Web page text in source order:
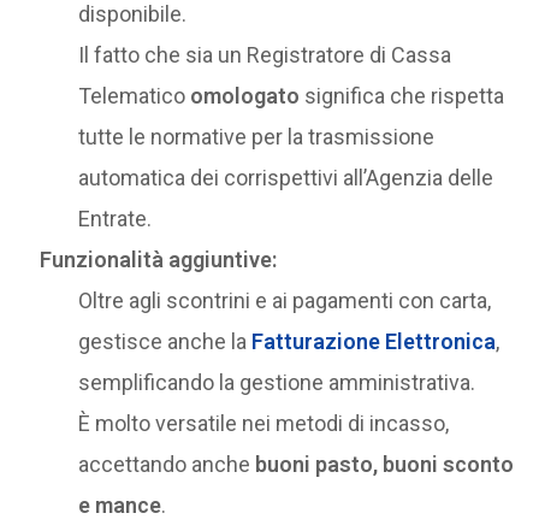
disponibile.
Il fatto che sia un Registratore di Cassa
Telematico omologato significa che rispetta
tutte le normative per la trasmissione
automatica dei corrispettivi all’Agenzia delle
Entrate.
Funzionalità aggiuntive:
Oltre agli scontrini e ai pagamenti con carta,
gestisce anche la Fatturazione Elettronica,
semplificando la gestione amministrativa.
È molto versatile nei metodi di incasso,
accettando anche buoni pasto, buoni sconto
e mance.